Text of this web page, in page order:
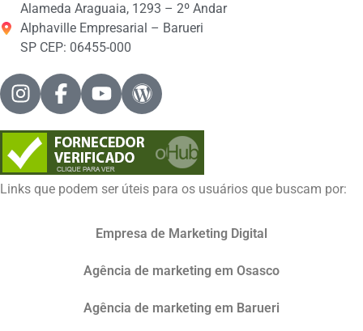
Alameda Araguaia, 1293 – 2º Andar
Alphaville Empresarial – Barueri
SP CEP: 06455-000
Links que podem ser úteis para os usuários que buscam por:
Empresa de Marketing Digital
Agência de marketing em Osasco
Agência de marketing em Barueri